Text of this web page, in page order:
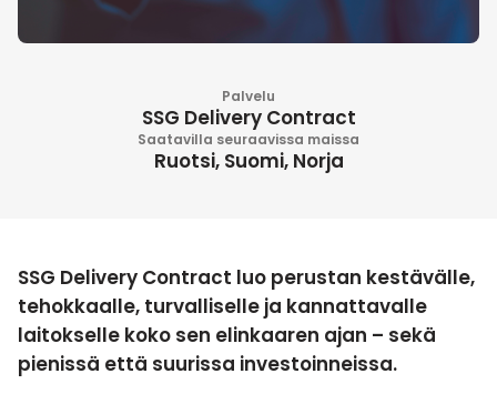
Palvelu
SSG Delivery Contract
Saatavilla seuraavissa maissa
Ruotsi, Suomi, Norja
SSG Delivery Contract luo perustan kestävälle,
tehokkaalle, turvalliselle ja kannattavalle
laitokselle koko sen elinkaaren ajan – sekä
pienissä että suurissa investoinneissa.